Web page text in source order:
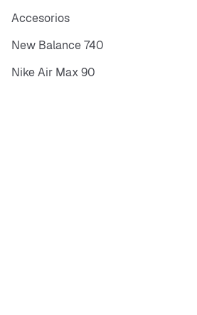
Accesorios
New Balance 740
Nike Air Max 90